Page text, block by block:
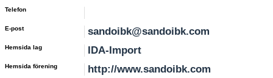
Telefon
E-post sandoibk@sandoibk.com
Hemsida lag IDA-Import
Hemsida förening http://www.sandoibk.com